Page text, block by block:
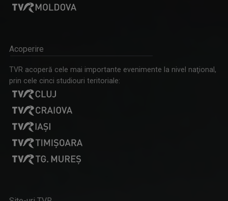
Acoperire
TVR acoperă cele mai importante evenimente la nivel naţional,
prin cele cinci studiouri teritoriale: